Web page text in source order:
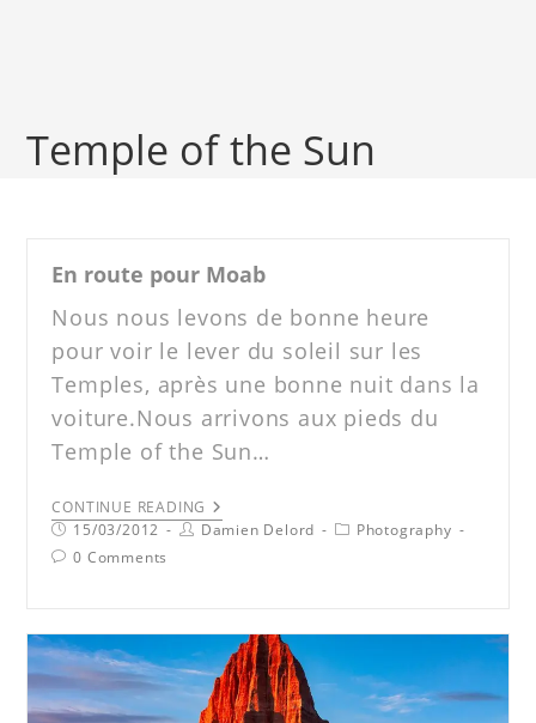
Temple of the Sun
En route pour Moab
Nous nous levons de bonne heure
pour voir le lever du soleil sur les
Temples, après une bonne nuit dans la
voiture.Nous arrivons aux pieds du
Temple of the Sun…
CONTINUE READING
15/03/2012
Damien Delord
Photography
0 Comments